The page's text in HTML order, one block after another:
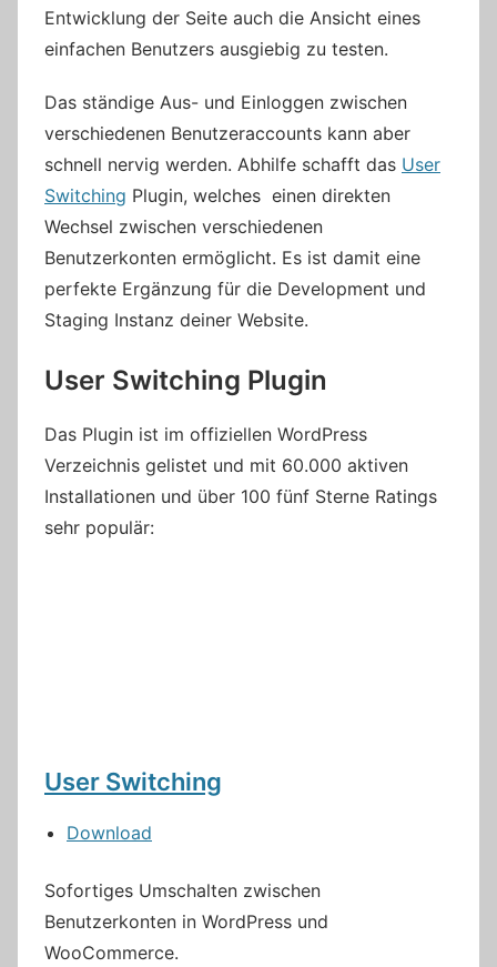
Entwicklung der Seite auch die Ansicht eines
einfachen Benutzers ausgiebig zu testen.
Das ständige Aus- und Einloggen zwischen
verschiedenen Benutzeraccounts kann aber
schnell nervig werden. Abhilfe schafft das User
Switching Plugin, welches einen direkten
Wechsel zwischen verschiedenen
Benutzerkonten ermöglicht. Es ist damit eine
perfekte Ergänzung für die Development und
Staging Instanz deiner Website.
User Switching Plugin
Das Plugin ist im offiziellen WordPress
Verzeichnis gelistet und mit 60.000 aktiven
Installationen und über 100 fünf Sterne Ratings
sehr populär:
User Switching
Download
Sofortiges Umschalten zwischen
Benutzerkonten in WordPress und
WooCommerce.